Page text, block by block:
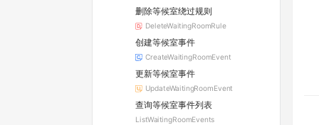
删除等候室绕过规则
DeleteWaitingRoomRule
创建等候室事件
CreateWaitingRoomEvent
更新等候室事件
UpdateWaitingRoomEvent
查询等候室事件列表
ListWaitingRoomEvents